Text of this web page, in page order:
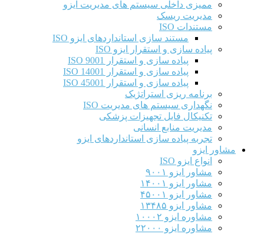
ممیزی داخلی سیستم های مدیریت ایزو
مدیریت ریسک
مستندات ISO
مستند سازی استانداردهای ایزو ISO
پیاده سازی و استقرار ایزو ISO
پیاده سازی و استقرار ISO 9001​
پیاده سازی و استقرار ISO 14001
پیاده سازی و استقرار ISO 45001
برنامه ریزی استراتژیک
نگهداری سیستم های مدیریت ISO
تکنیکال فایل تجهیزات پزشکی
مدیریت منابع انسانی
تجربه پیاده سازی استانداردهای ایزو
مشاور ایزو
انواع ایزو ISO
مشاور ایزو ۹۰۰۱
مشاور ایزو ۱۴۰۰۱
مشاور ایزو ۴۵۰۰۱
مشاور ایزو ۱۳۴۸۵
مشاوره ایزو ۱۰۰۰۲
مشاوره ایزو ۲۲۰۰۰